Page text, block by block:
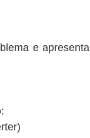
e apresenta